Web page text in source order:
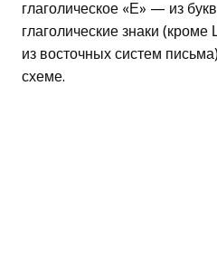
глаголическое «Е» — из
глаголические знаки
из восточных систем
схеме.